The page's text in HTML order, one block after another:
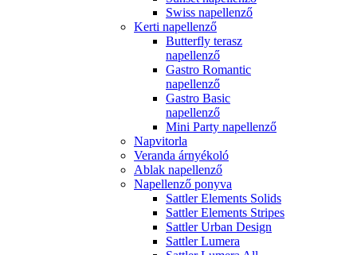
Swiss napellenző
Kerti napellenző
Butterfly terasz
napellenző
Gastro Romantic
napellenző
Gastro Basic
napellenző
Mini Party napellenző
Napvitorla
Veranda árnyékoló
Ablak napellenző
Napellenző ponyva
Sattler Elements Solids
Sattler Elements Stripes
Sattler Urban Design
Sattler Lumera